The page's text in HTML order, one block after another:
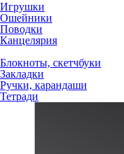
Игрушки
Ошейники
Поводки
Канцелярия
Блокноты, скетчбуки
Закладки
Ручки, карандаши
Тетради